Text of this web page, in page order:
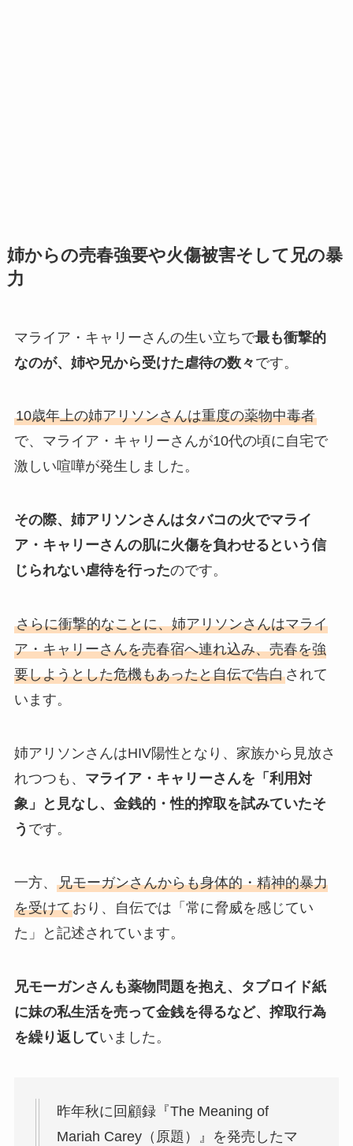
姉からの売春強要や火傷被害そして兄の暴
力
マライア・キャリーさんの生い立ちで最も衝撃的
なのが、姉や兄から受けた虐待の数々 です。
10歳年上の姉アリソンさんは重度の薬物中毒者
で、マライア・キャリーさんが10代の頃に自宅で
激しい喧嘩が発生しました。
その際、姉アリソンさんはタバコの火でマライ
ア・キャリーさんの肌に火傷を負わせるという信
じられない虐待を行ったのです。
さらに衝撃的なことに、姉アリソンさんはマライ
ア・キャリーさんを売春宿へ連れ込み、売春を強
要しようとした危機もあったと自伝で告白されて
います。
姉アリソンさんはHIV陽性となり、家族から見放さ
れつつも、 マライア・キャリーさんを「利用対
象」と見なし、金銭的・性的搾取を試みていたそ
う です。
一方、 兄モーガンさんからも身体的・精神的暴力
を受けており、自伝では「常に脅威を感じてい
た」と記述されています。
兄モーガンさんも薬物問題を抱え、タブロイド紙
に妹の私生活を売って金銭を得るなど、搾取行為
を繰り返していました。
昨年秋に回顧録『The Meaning of
Mariah Carey（原題）』を発売したマ